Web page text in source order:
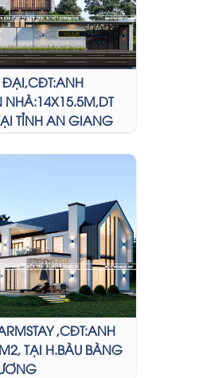
ĐẠI,CĐT:ANH
NHÀ:14X15.5M,DT
TỈNH AN GIANG
,CĐT:ANH
TẠI H.BÀU BÀNG